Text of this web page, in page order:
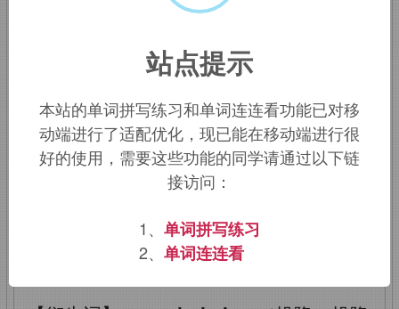
ate（过去分词形式）→
【词源解释】：capitul←拉丁语
capitulare（草拟条款）←拉丁语
capitulum（章节、标题，字面意思为“小
头”）←拉丁语caput（头）；ate←
（过去分词形式）
【同源词】：capitulum（小头、骨端；
站点提示
本站的单词拼写练习和单词连连看功能已对移
动端进行了适配优化，现已能在移动端进行很
好的使用，需要这些功能的同学请通过以下链
接访问：
1、 单词拼写练习
2、 单词连连看